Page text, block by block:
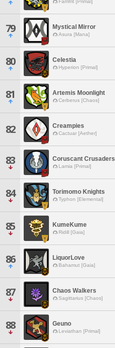
Famfrit [Primal]
79 Mystical Mirror
Asura [Mana]
80 Celestia
Hyperion [Primal]
81 Artemis Moonlight
Cerberus [Chaos]
82 Creampies
Cactuar [Aether]
83 Coruscant Crusaders
Lamia [Primal]
84 Torimomo Knights
Typhon [Elemental]
85 KumeKume
Ridill [Gaia]
86 LiquorLove
Bahamut [Gaia]
87 Chaos Walkers
Sagittarius [Chaos]
88 Geuno
Leviathan [Primal]